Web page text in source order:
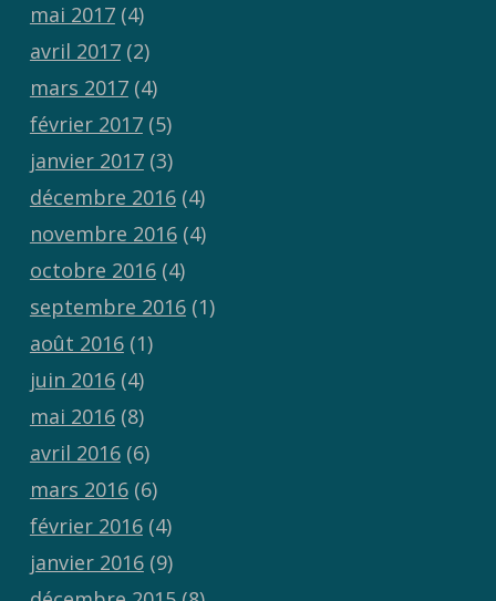
mai 2017(4)
avril 2017(2)
mars 2017(4)
février 2017(5)
janvier 2017(3)
décembre 2016(4)
novembre 2016(4)
octobre 2016(4)
septembre 2016(1)
août 2016(1)
juin 2016(4)
mai 2016(8)
avril 2016(6)
mars 2016(6)
février 2016(4)
janvier 2016(9)